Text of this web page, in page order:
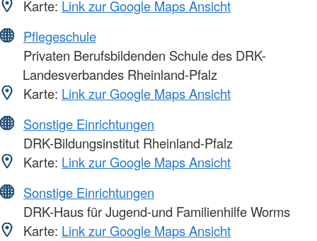
Karte: Link zur Google Maps Ansicht
Pflegeschule
Privaten Berufsbildenden Schule des DRK-
Landesverbandes Rheinland-Pfalz
Karte: Link zur Google Maps Ansicht
Sonstige Einrichtungen
DRK-Bildungsinstitut Rheinland-Pfalz
Karte: Link zur Google Maps Ansicht
Sonstige Einrichtungen
DRK-Haus für Jugend-und Familienhilfe Worms
Karte: Link zur Google Maps Ansicht